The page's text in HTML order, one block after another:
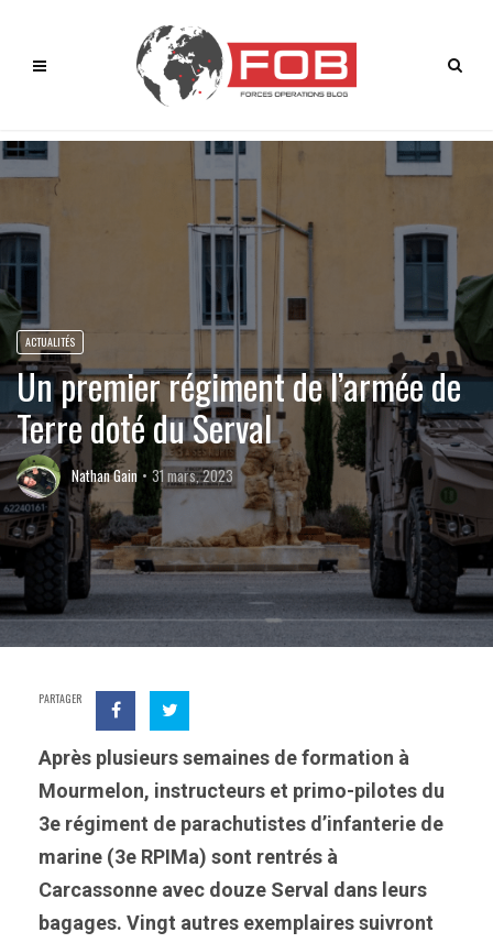
ACTUALITÉS
Un premier régiment de l’armée de
Terre doté du Serval
Nathan Gain 31 mars, 2023
PARTAGER
Après plusieurs semaines de formation à
Mourmelon, instructeurs et primo-pilotes du
3e régiment de parachutistes d’infanterie de
marine (3e RPIMa) sont rentrés à
Carcassonne avec douze Serval dans leurs
bagages. Vingt autres exemplaires suivront